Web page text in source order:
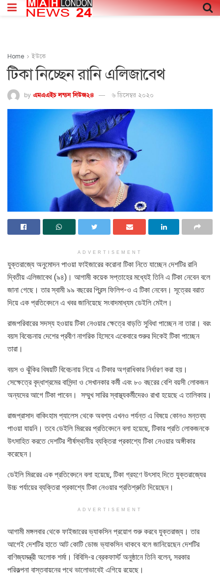
Home ইউকে
টিকা নিচ্ছেন রানি এলিজাবেথ
by এমএএইচ লন্ডন নিউজ২৪ ৬ ডিসেম্বর ২০২০
ADVERTISEMENT
যুক্তরাজ্যে অনুমোদন পাওয়া ফাইজারের করোনা টিকা নিতে যাচ্ছেন দেশটির রানি
দ্বিতীয় এলিজাবেথ (৯৪)। আগামী কয়েক সপ্তাহের মধ্যেই তিনি এ টিকা নেবেন বলে
জানা গেছে। তার স্বামী ৯৯ বছরের প্রিন্স ফিলিপ-ও এ টিকা নেবেন। সূত্রের বরাত
দিয়ে এক প্রতিবেদনে এ খবর জানিয়েছে সংবাদমাধ্যম ডেইলি মেইল।
রাজপরিবারের সদস্য হওয়ায় টিকা নেওয়ার ক্ষেত্রে বাড়তি সুবিধা পাচ্ছেন না তারা। বরং
বয়স বিবেচনায় দেশের প্রবীণ নাগরিক হিসেবে একেবারে শুরুর দিকেই টিকা পাচ্ছেন
তারা।
বয়স ও ঝুঁকির বিষয়টি বিবেচনায় নিয়ে এ টিকার অগ্রাধিকার নির্ধারণ করা হয়।
সেক্ষেত্রে বৃদ্ধাশ্রমের বাসিন্দা ও সেখানকার কর্মী এবং ৮০ বছরের বেশি বয়সী লোকজন
অন্যদের আগে টিকা পাবেন। সম্মুখ সারির স্বাস্থ্যকর্মীদেরও রাখা হয়েছে এ তালিকায়।
রাজপ্রাসাদ বাকিংহাম প্যালেস থেকে অবশ্য এখনও পর্যন্ত এ বিষয়ে কোনও মন্তব্য
পাওয়া যায়নি। তবে ডেইলি মিররের প্রতিবেদনে বলা হয়েছে, টিকার প্রতি লোকজনকে
উৎসাহিত করতে দেশটির শীর্ষস্থানীয় ব্যক্তিরা প্রকাশ্যে টিকা নেওয়ার অঙ্গীকার
করেছেন।
ডেইলি মিররের এক প্রতিবেদনে বলা হয়েছে, টিকা গ্রহণে উৎসাহ দিতে যুক্তরাজ্যের
উচ্চ পর্যায়ের ব্যক্তিরা প্রকাশ্যে টিকা নেওয়ার প্রতিশ্রুতি দিয়েছেন।
ADVERTISEMENT
আগামী মঙ্গলবার থেকে ফাইজারের ভ্যাকসিন প্রয়োগ শুরু করবে যুক্তরাজ্য। তার
আগেই দেশটির হাতে আট কোটি ডোজ ভ্যাকসিন থাকবে বলে জানিয়েছেন দেশটির
বাণিজ্যমন্ত্রী অলোক শর্মা। বিবিসি-র ব্রেকফার্স্ট অনুষ্ঠানে তিনি বলেন, সরকার
পরিকল্পনা বাস্তবায়নের পথে ভালোভাবেই এগিয়ে রয়েছে।